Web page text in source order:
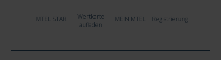
MTEL STAR
Wertkarte
aufladen
MEIN MTEL Registrierung